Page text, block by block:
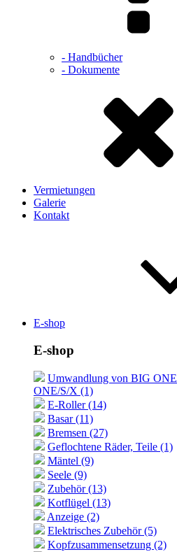
- Handbücher
- Dokumente
Vermietungen
Galerie
Kontakt
E-shop
E-shop
Umwandlung von BIG
ONE/S/X (1)
E-Roller (14)
Basar (11)
Bremsen (27)
Geflochtene Räder, Teile (1)
Mäntel (9)
Seele (9)
Zubehör (13)
Kotflügel (13)
Anzeige (2)
Elektrisches Zubehör (5)
Kopfzusammensetzung (2)